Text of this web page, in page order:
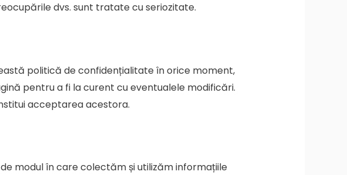
dvs. sunt tratate cu seriozitate.
politică de confidențialitate în orice moment,
pentru a fi la curent cu eventualele modificări.
acceptarea acestora.
modul în care colectăm și utilizăm informațiile